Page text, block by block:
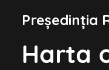
Președinția
Harta